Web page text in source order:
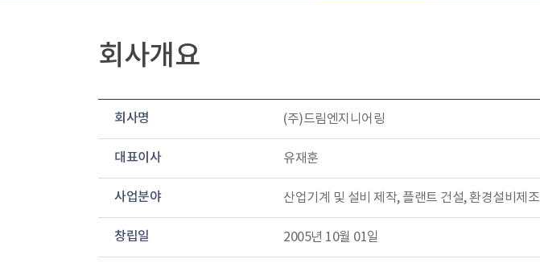
회사개요
회사명 (주)드림엔지니어링
대표이사 유재훈
사업분야 산업기계 및 설비 제작, 플랜트 건설, 환경설비제조
창립일 2005년 10월 01일